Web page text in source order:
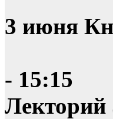
3 июня
- 15:15